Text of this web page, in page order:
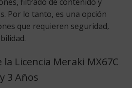
Por lo tanto, es una opción
que requieren seguridad,
Licencia Meraki MX67C
3 Años